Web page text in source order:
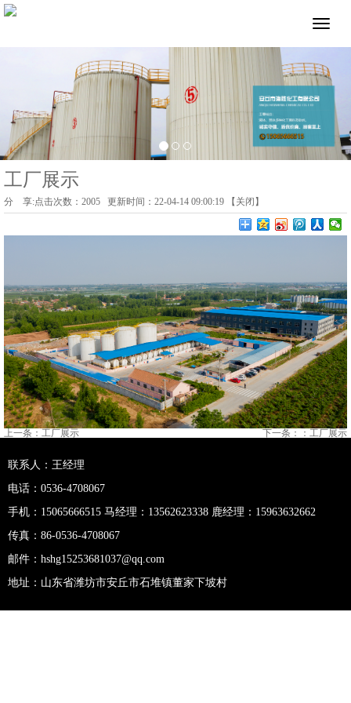
工厂展示
点击次数： 2005 更新时间：22-04-14 09:00:19 【 关闭 】
分 享:
上一条：工厂展示 下一条： ：工厂展示
联系人：王经理
电话：0536-4708067
手机：15065666515 马经理：13562623338 鹿经理：15963632662
传真：86-0536-4708067
邮件：hshg15253681037@qq.com
地址：山东省潍坊市安丘市石堆镇董家下坡村